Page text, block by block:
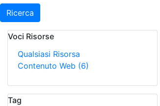
Ricerca
Voci Risorse
Qualsiasi Risorsa
Contenuto Web (6)
Tag